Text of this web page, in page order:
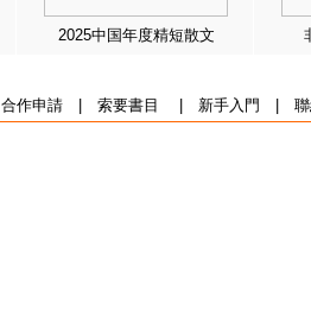
2025中国年度精短散文
合作申請| 索要書目 新手入門